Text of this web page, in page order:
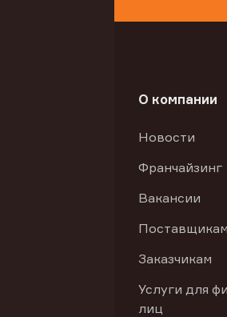
О компании
Новости
Франчайзинг
Вакансии
Поставщикам
Заказчикам
Услуги для
лиц